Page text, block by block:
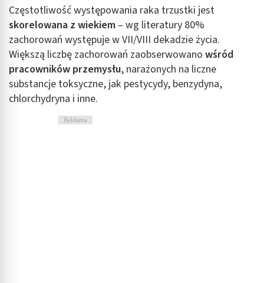
Częstotliwość występowania raka trzustki jest
skorelowana z wiekiem – wg literatury 80%
zachorowań występuje w VII/VIII dekadzie życia.
Większą liczbę zachorowań zaobserwowano wśród
pracowników przemysłu, narażonych na liczne
substancje toksyczne, jak pestycydy, benzydyna,
chlorchydryna i inne.
Reklama